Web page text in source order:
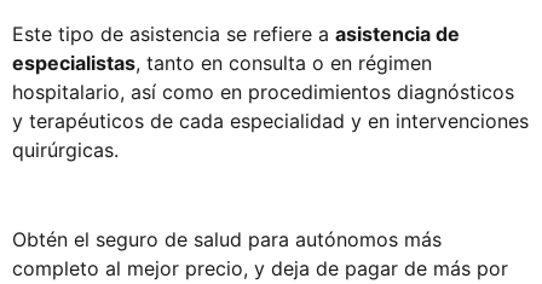
Este tipo de asistencia se refiere a asistencia de
especialistas, tanto en consulta o en régimen
hospitalario, así como en procedimientos diagnósticos
y terapéuticos de cada especialidad y en intervenciones
quirúrgicas.
Obtén el seguro de salud para autónomos más
completo al mejor precio, y deja de pagar de más por